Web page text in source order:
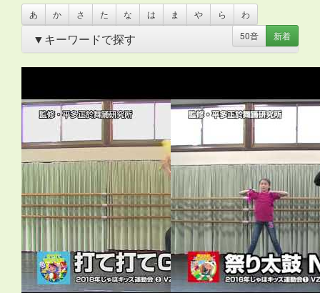
あ か さ た な は ま や ら
わ
50音
新着
▼キーワードで探す
あいさつ・アイリッシュ・いきもの・うちわ・オリンピ
き・お花・お面・カスタネット・カチャーシー・カップ
麺容器・カミナリ・カントリー・カンフー・クリスマ
サムライ さる シーサー ジャングルビート
カート・ストレッチ・スポーツ・たべもの・ダンス・タ
ンバリン・チアガール・つえ・テクノ・ニューオリン
ズ ・ のみもの・ パジャマ ・ バチ・バラ・ハロウィン・ハ
ワイアン
ヒーロー ・ ピアノ伴奏 ・ ヒップホップ・ヒロ
イン・ファンタジー・ブギウギ・フラ・フラメンコ・ペ
ットボトル・ポップス・ポンポン・マーチ・まとい ・マ
ント・ミュージカル ・ もちつき・よさこい・ライダー・
ラップ ・ ラテン ・レイ ・ ロック わらべうた
世界の言
葉・人形・体操・傘・和風・太鼓・妖怪・布・帽子・忍
者・応援団・扇・扇子・手作りの刀・手袋・手話・旗・
日本・昔話・時代劇・武術・民謡・汽車・沖縄・海賊・